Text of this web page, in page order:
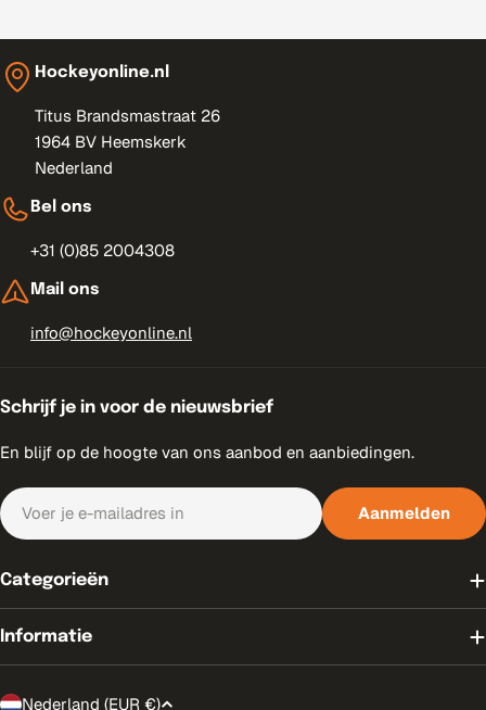
Hockeyonline.nl
Titus Brandsmastraat 26
1964 BV Heemskerk
Nederland
Bel ons
+31 (0)85 2004308
Mail ons
info@hockeyonline.nl
Schrijf je in voor de nieuwsbrief
En blijf op de hoogte van ons aanbod en aanbiedingen.
E-
mail
Aanmelden
Categorieën
Informatie
T Nederland (EUR €)